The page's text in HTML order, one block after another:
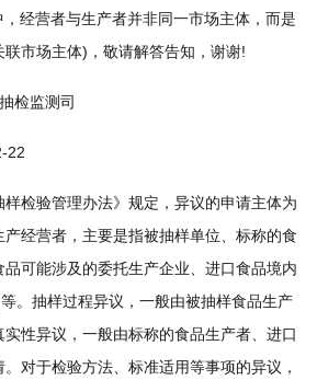
经营者与生产者并非同一市场主体，而是
市场主体)，敬请解答告知，谢谢!
检监测司
22
验管理办法》规定，异议的申请主体为
经营者，主要是指被抽样单位、标称的食
可能涉及的委托生产企业、进口食品境内
。抽样过程异议，一般由被抽样食品生产
性异议，一般由标称的食品生产者、进口
对于检验方法、标准适用等事项的异议，